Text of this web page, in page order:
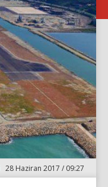
28 Haziran 2017 / 09:27